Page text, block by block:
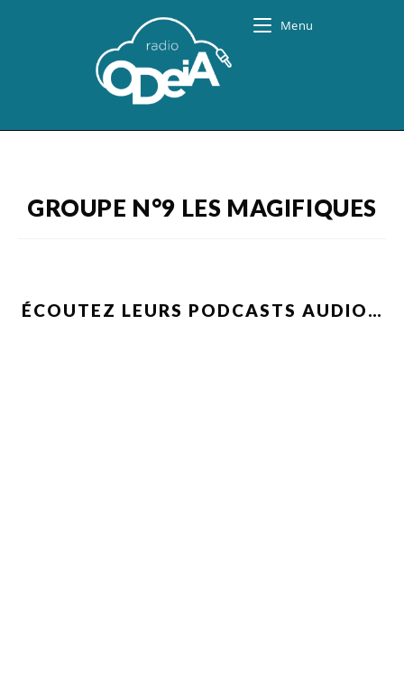
Menu
GROUPE N°9 LES MAGIFIQUES
ÉCOUTEZ LEURS PODCASTS AUDIO…